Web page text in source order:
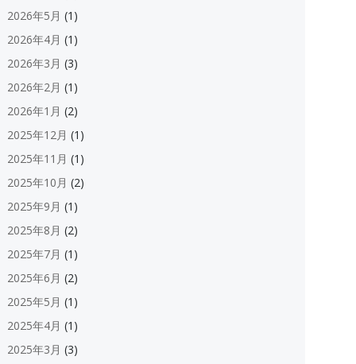
2026年5月 (1)
2026年4月 (1)
2026年3月 (3)
2026年2月 (1)
2026年1月 (2)
2025年12月 (1)
2025年11月 (1)
2025年10月 (2)
2025年9月 (1)
2025年8月 (2)
2025年7月 (1)
2025年6月 (2)
2025年5月 (1)
2025年4月 (1)
2025年3月 (3)